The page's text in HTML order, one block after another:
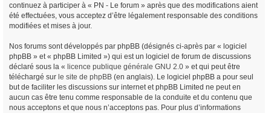
continuez à participer à « PN - Le forum » après que des modifications aient
été effectuées, vous acceptez d’être légalement responsable des conditions
modifiées et mises à jour.
Nos forums sont développés par phpBB (désignés ci-après par « logiciel
phpBB » et « phpBB Limited ») qui est un logiciel de forum de discussions
déclaré sous la « licence publique générale GNU 2.0 » et qui peut être
téléchargé sur le site de phpBB (en anglais). Le logiciel phpBB a pour seul
but de faciliter les discussions sur internet et phpBB Limited ne peut en
aucun cas être tenu comme responsable de la conduite et du contenu que
nous acceptons et que nous n’acceptons pas. Pour plus d’informations